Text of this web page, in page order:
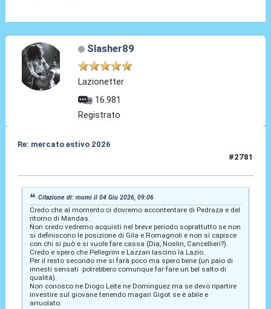
Slasher89
Lazionetter
16.981
Registrato
Re: mercato estivo 2026
#2781
Citazione di: momi il 04 Giu 2026, 09:06
Credo che al momento ci dovremo accontentare di Pedraza e del
ritorno di Mandas.
Non credo vedremo acquisti nel breve periodo soprattutto se non
si definiscono le posizione di Gila e Romagnoli e non si capisce
con chi si può e si vuole fare cassa (Dia, Noslin, Cancellieri?).
Credo e spero che Pellegrini e Lazzari lascino la Lazio.
Per il resto secondo me si farà poco ma spero bene (un paio di
innesti sensati potrebbero comunque far fare un bel salto di
qualità).
Non conosco ne Diogo Leite ne Dominguez ma se devo ripartire
investire sul giovane tenendo magari Gigot se è abile e
arruolato.